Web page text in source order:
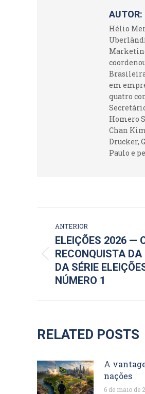
AUTOR:
Hélio
em
quatro
Homero
Chan
Drucker,
Paulo e
DE
POST:
ANTERIOR
Post
anterior:
ELEIÇÕES 2026 —
RECONQUISTA
DA SÉRIE
NÚMERO 1
RELATED POSTS
A
nações
6 de maio de